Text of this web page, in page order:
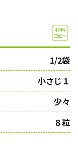
1/2袋
小さじ１
少々
８粒